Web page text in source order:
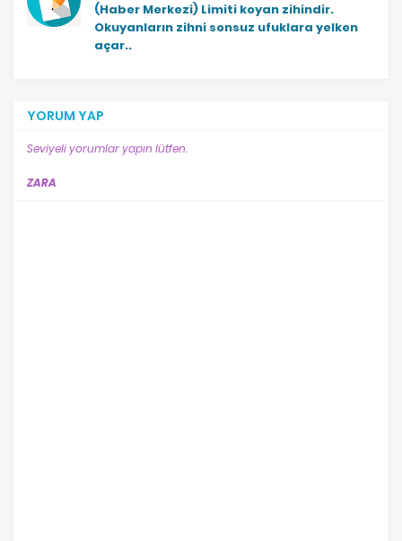
(Haber Merkezi) Limiti koyan zihindir.
Okuyanların zihni sonsuz ufuklara yelken
açar..
YORUM YAP
Seviyeli yorumlar yapın lütfen.
ZARA